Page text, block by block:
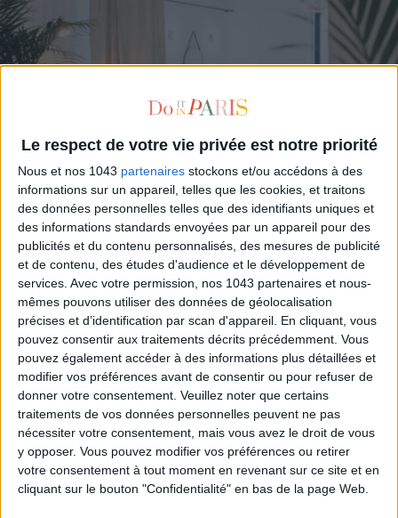
Le respect de votre vie privée est notre priorité
Nous et nos 1043 partenaires stockons et/ou accédons à des
informations sur un appareil, telles que les cookies, et traitons
des données personnelles telles que des identifiants uniques et
des informations standards envoyées par un appareil pour des
publicités et du contenu personnalisés, des mesures de publicité
et de contenu, des études d'audience et le développement de
services. Avec votre permission, nos 1043 partenaires et nous-
mêmes pouvons utiliser des données de géolocalisation
précises et d’identification par scan d'appareil. En cliquant, vous
pouvez consentir aux traitements décrits précédemment. Vous
pouvez également accéder à des informations plus détaillées et
modifier vos préférences avant de consentir ou pour refuser de
donner votre consentement. Veuillez noter que certains
traitements de vos données personnelles peuvent ne pas
nécessiter votre consentement, mais vous avez le droit de vous
y opposer. Vous pouvez modifier vos préférences ou retirer
votre consentement à tout moment en revenant sur ce site et en
cliquant sur le bouton "Confidentialité" en bas de la page Web.
THE COOLEST CONCEPT-STORE FOR MEN IN PARIS